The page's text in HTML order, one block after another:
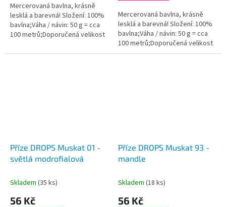
5
hvězdiček.
Mercerovaná bavlna, krásně
lesklá a barevná! Složení: 100%
bavlna;Váha / návin: 50 g = cca
100 metrů;Doporučená velikost
Mercerovaná bavlna, krásně
lesklá a barevná! Složení: 100%
bavlna;Váha / návin: 50 g = cca
100 metrů;Doporučená velikost
jehlic / háčku: 4 mm. Instagram:...
Příze DROPS Muskat 01 -
světlá modrofialová
Skladem (35 ks)
56 Kč
Příze DROPS Muskat 93 -
mandle
Skladem (18 ks)
56 Kč